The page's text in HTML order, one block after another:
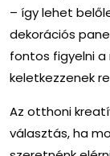
– így lehet
dekorációs
fontos figyelni a
keletkezzenek
Az otthoni
választás, ha